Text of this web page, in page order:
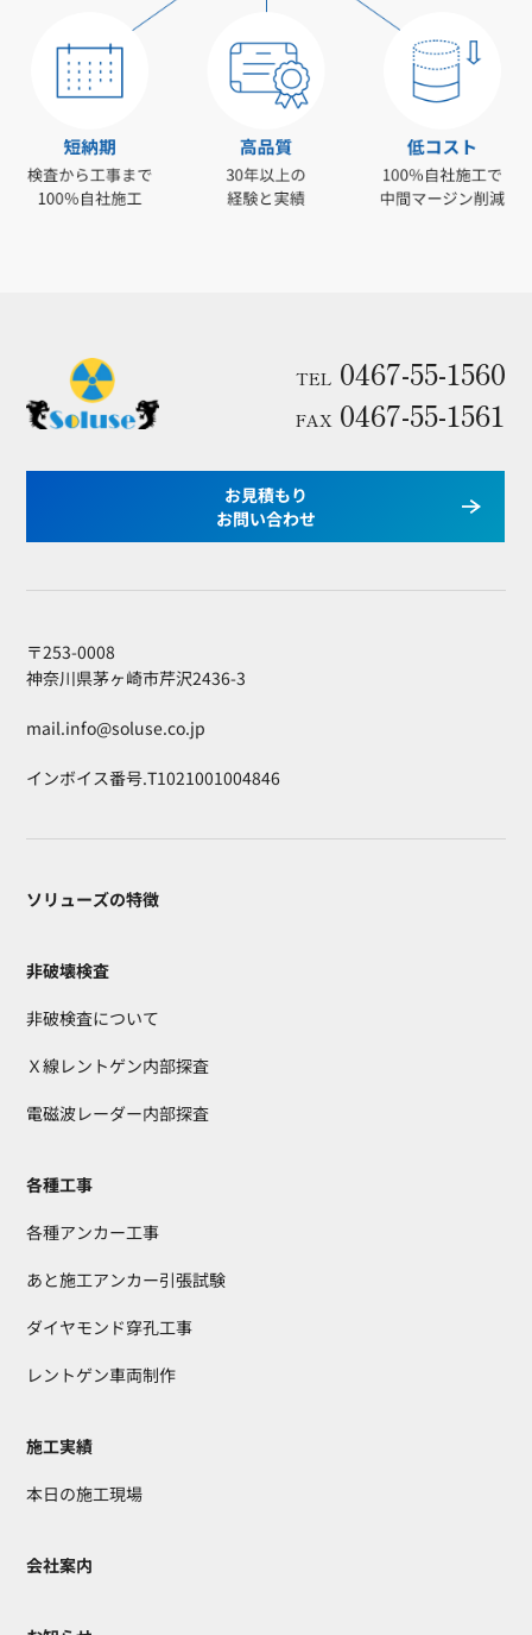
TEL 0467-55-1560
FAX 0467-55-1561
お見積もり
お問い合わせ
〒253-0008
神奈川県茅ヶ崎市芹沢2436-3
mail.info@soluse.co.jp
インボイス番号.T1021001004846
ソリューズの特徴
非破壊検査
非破検査について
Ｘ線レントゲン内部探査
電磁波レーダー内部探査
各種工事
各種アンカー工事
あと施工アンカー引張試験
ダイヤモンド穿孔工事
レントゲン車両制作
施工実績
本日の施工現場
会社案内